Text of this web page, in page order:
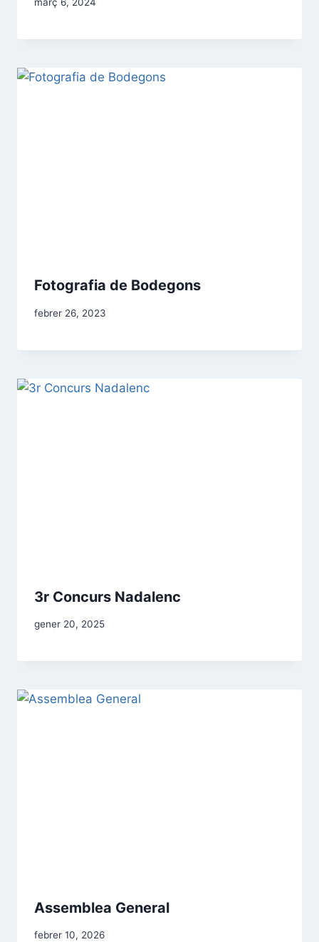
Fotografia de Bodegons
febrer 26, 2023
3r Concurs Nadalenc
gener 20, 2025
Assemblea General
febrer 10, 2026